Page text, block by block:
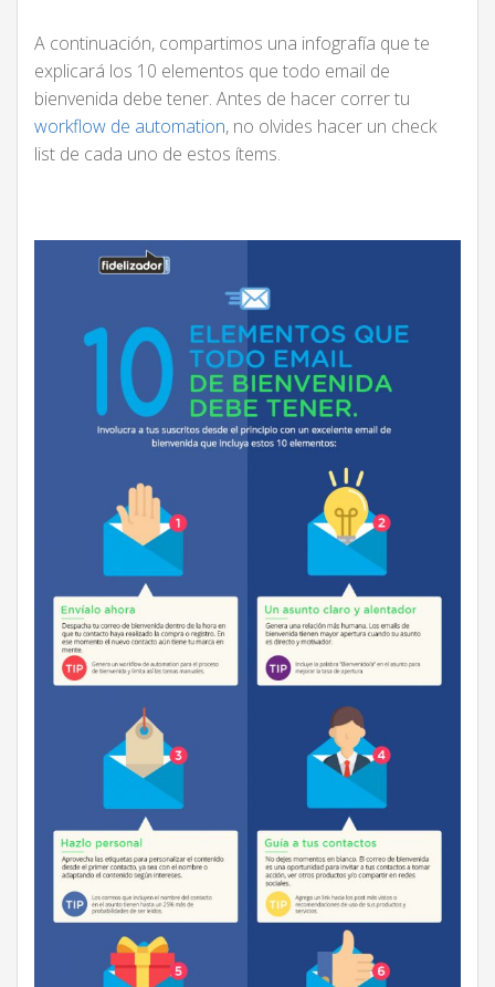
A continuación, compartimos una infografía que te
explicará los 10 elementos que todo email de
bienvenida debe tener. Antes de hacer correr tu
workflow de automation, no olvides hacer un check
list de cada uno de estos ítems.